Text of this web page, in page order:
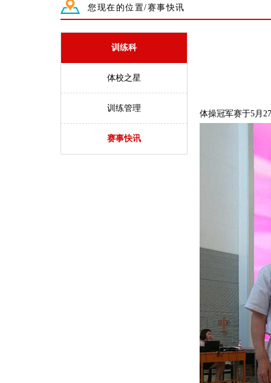
您现在的位置/赛事快讯
训练科
体校之星
训练管理
赛事快讯
体操冠军赛于5月